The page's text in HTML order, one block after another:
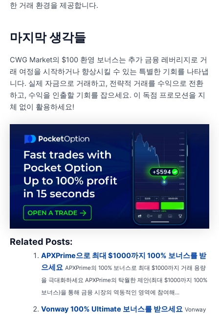
한 거래 환경을 제공합니다.
마지막 생각들
CWG Market의 $100 환영 보너스는 추가 금융 레버리지로 거
래 여정을 시작하거나 향상시킬 수 있는 특별한 기회를 나타냅
니다. 실제 자금으로 거래하고, 전략적 거래를 수익으로 전환
하고, 수익을 인출할 기회를 잡으세요. 이 독점 프로모션을 지
체 없이 활용하세요!
Related Posts:
APXPrime으로 최대 $1000까지 100% 보너스를 받
으세요 APXPrime의 100% 보너스로 최대 $1000까지 거래 용량
을 극대화하세요 APXPrime의 탁월한 제안(최대 $1000까지 100%
보너스)을 통해 금융 시장의 역동적인 영역에 참여해...
Vonway 100% Ultimate 보너스를 받으세요 Vonway